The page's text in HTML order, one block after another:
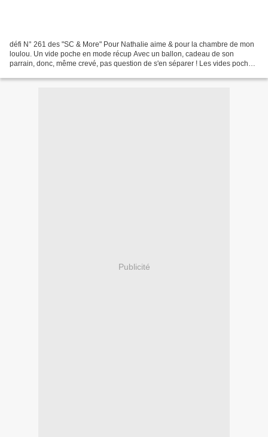
défi N° 261 des "SC & More" Pour Nathalie aime & pour la chambre de mon
loulou. Un vide poche en mode récup Avec un ballon, cadeau de son
parrain, donc, même crevé, pas question de s'en séparer ! Les vides poches
Publicité